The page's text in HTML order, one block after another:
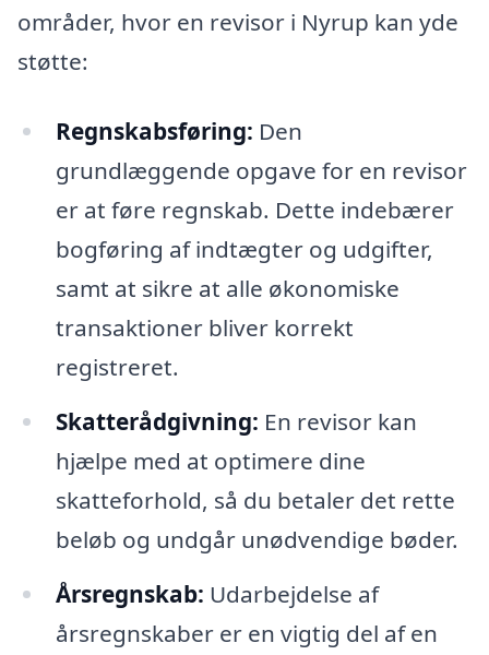
områder, hvor en revisor i Nyrup kan yde
støtte:
Regnskabsføring: Den
grundlæggende opgave for en revisor
er at føre regnskab. Dette indebærer
bogføring af indtægter og udgifter,
samt at sikre at alle økonomiske
transaktioner bliver korrekt
registreret.
Skatterådgivning: En revisor kan
hjælpe med at optimere dine
skatteforhold, så du betaler det rette
beløb og undgår unødvendige bøder.
Årsregnskab: Udarbejdelse af
årsregnskaber er en vigtig del af en